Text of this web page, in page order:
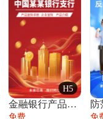
H5
金融银行产品宣传手册企业宣传产品介绍
免费
防
免